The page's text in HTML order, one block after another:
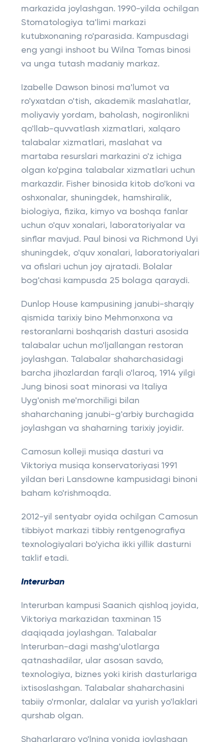
markazida joylashgan. 1990-yilda ochilgan
Stomatologiya ta'limi markazi
kutubxonaning ro'parasida. Kampusdagi
eng yangi inshoot bu Wilna Tomas binosi
va unga tutash madaniy markaz.
Izabelle Dawson binosi ma'lumot va
ro'yxatdan o'tish, akademik maslahatlar,
moliyaviy yordam, baholash, nogironlikni
qo'llab-quvvatlash xizmatlari, xalqaro
talabalar xizmatlari, maslahat va
martaba resurslari markazini o'z ichiga
olgan ko'pgina talabalar xizmatlari uchun
markazdir. Fisher binosida kitob do'koni va
oshxonalar, shuningdek, hamshiralik,
biologiya, fizika, kimyo va boshqa fanlar
uchun o'quv xonalari, laboratoriyalar va
sinflar mavjud. Paul binosi va Richmond Uyi
shuningdek, o'quv xonalari, laboratoriyalari
va ofislari uchun joy ajratadi. Bolalar
bog'chasi kampusda 25 bolaga qaraydi.
Dunlop House kampusining janubi-sharqiy
qismida tarixiy bino Mehmonxona va
restoranlarni boshqarish dasturi asosida
talabalar uchun mo'ljallangan restoran
joylashgan. Talabalar shaharchasidagi
barcha jihozlardan farqli o'laroq, 1914 yilgi
Jung binosi soat minorasi va Italiya
Uyg'onish me'morchiligi bilan
shaharchaning janubi-g'arbiy burchagida
joylashgan va shaharning tarixiy joyidir.
Camosun kolleji musiqa dasturi va
Viktoriya musiqa konservatoriyasi 1991
yildan beri Lansdowne kampusidagi binoni
baham ko'rishmoqda.
2012-yil sentyabr oyida ochilgan Camosun
tibbiyot markazi tibbiy rentgenografiya
texnologiyalari bo'yicha ikki yillik dasturni
taklif etadi.
Interurban
Interurban kampusi Saanich qishloq joyida,
Viktoriya markazidan taxminan 15
daqiqada joylashgan. Talabalar
Interurban-dagi mashg'ulotlarga
qatnashadilar, ular asosan savdo,
texnologiya, biznes yoki kirish dasturlariga
ixtisoslashgan. Talabalar shaharchasini
tabiiy o'rmonlar, dalalar va yurish yo'laklari
qurshab olgan.
Shaharlararo yo'lning yonida joylashgan